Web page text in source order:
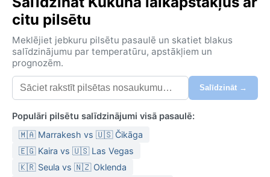
citu pilsētu
Meklējiet jebkuru pilsētu pasaulē un skatiet blakus
salīdzinājumu par temperatūru, apstākļiem un
prognozēm.
Salīdzināt →
Populāri pilsētu salīdzinājumi visā pasaulē:
🇲🇦 Marrakesh vs 🇺🇸 Čikāga
🇪🇬 Kaira vs 🇺🇸 Las Vegas
🇰🇷 Seula vs 🇳🇿 Oklenda